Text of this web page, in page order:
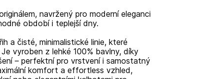
navržený pro moderní eleganci
období i teplejší dny.
a čisté, minimalistické linie, které
vyroben z lehké 100% bavlny, díky
– perfektní pro vrstvení i samostatný
komfort a effortless vzhled,